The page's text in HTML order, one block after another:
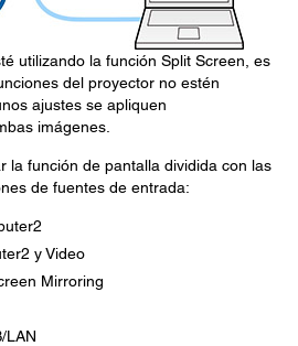
utilizando la función Split Screen, es
del proyector no estén
ajustes se apliquen
imágenes.
la función de pantalla dividida con las
de fuentes de entrada:
y Video
Mirroring
LAN